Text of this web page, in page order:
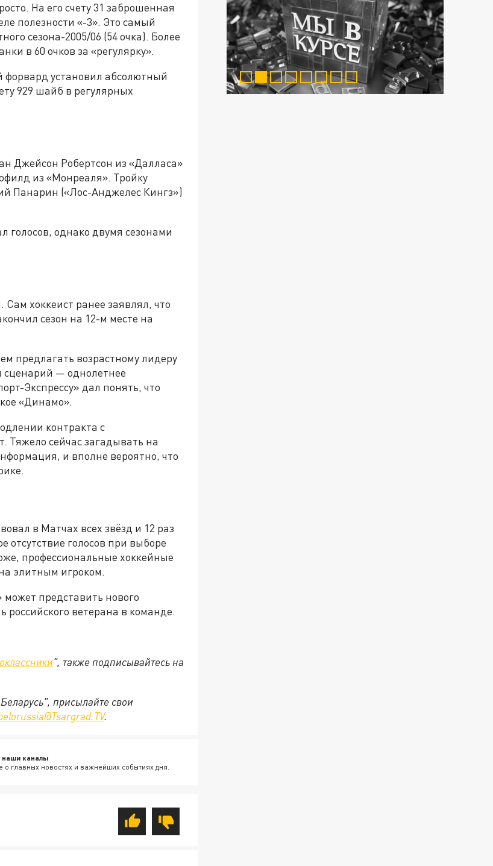
На его счету 31 заброшенная
полезности «-3». Это самый
сезона-2005/06 (54 очка). Более
в 60 очков за «регулярку».
установил абсолютный
929 шайб в регулярных
Джейсон Робертсон из «Далласа»
из «Монреаля». Тройку
Панарин («Лос-Анджелес Кингз»)
голосов, однако двумя сезонами
хоккеист ранее заявлял, что
сезон на 12-м месте на
предлагать возрастному лидеру
сценарий — однолетнее
Экспрессу» дал понять, что
«Динамо».
контракта с
Тяжело сейчас загадывать на
и вполне вероятно, что
в Матчах всех звёзд и 12 раз
голосов при выборе
профессиональные хоккейные
элитным игроком.
представить нового
российского ветерана в команде.
", также подписывайтесь на
присылайте свои
.
наши каналы
о главных новостях и важнейших событиях дня.